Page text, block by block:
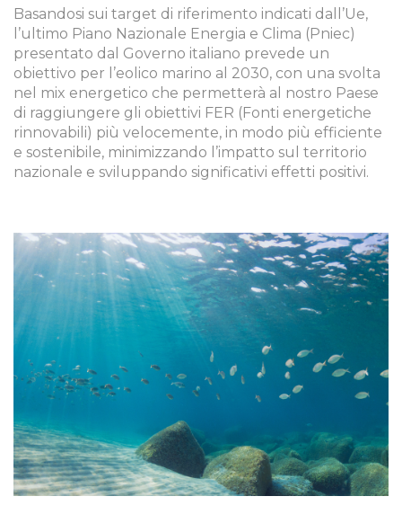
Basandosi sui target di riferimento indicati dall’Ue,
l’ultimo Piano Nazionale Energia e Clima (Pniec)
presentato dal Governo italiano prevede un
obiettivo per l’eolico marino al 2030, con una svolta
nel mix energetico che permetterà al nostro Paese
di raggiungere gli obiettivi FER (Fonti energetiche
rinnovabili) più velocemente, in modo più efficiente
e sostenibile, minimizzando l’impatto sul territorio
nazionale e sviluppando significativi effetti positivi.